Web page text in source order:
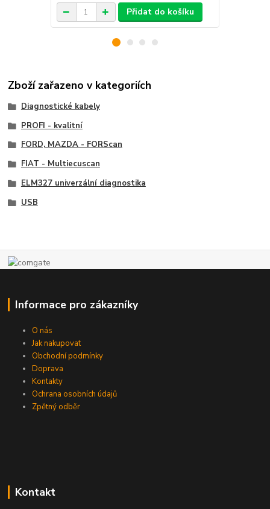
Přidat do košíku
Zboží zařazeno v kategoriích
Diagnostické kabely
PROFI - kvalitní
FORD, MAZDA - FORScan
FIAT - Multiecuscan
ELM327 univerzální diagnostika
USB
Informace pro zákazníky
O nás
Jak nakupovat
Obchodní podmínky
Doprava
Kontakty
Ochrana osobních údajů
Zpětný odběr
Kontakt